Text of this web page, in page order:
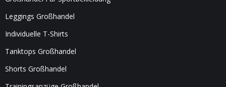
Leggings Großhandel
Individuelle T-Shirts
Tanktops Großhandel
Shorts Großhandel